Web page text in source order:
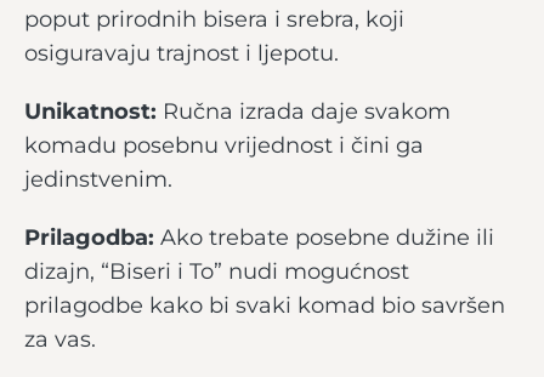
poput prirodnih bisera i srebra, koji
osiguravaju trajnost i ljepotu.
Unikatnost: Ručna izrada daje svakom
komadu posebnu vrijednost i čini ga
jedinstvenim.
Prilagodba: Ako trebate posebne dužine ili
dizajn, “Biseri i To” nudi mogućnost
prilagodbe kako bi svaki komad bio savršen
za vas.